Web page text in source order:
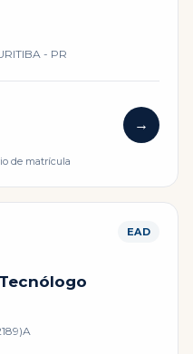
- PR
→
de matrícula
EAD